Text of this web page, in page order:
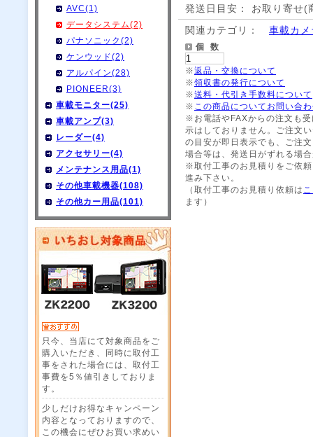
AVC(1)
データシステム(2)
パナソニック(2)
ケンウッド(2)
アルパイン(28)
PIONEER(3)
車載モニター(25)
車載アンプ(3)
レーダー(4)
アクセサリー(4)
メンテナンス用品(1)
その他車載機器(108)
その他カー用品(101)
只今、当店にて対象商品をご
購入いただき、同時に取付工
事をされた場合には、取付工
事費を5％値引きしておりま
す。
少しだけお得なキャンペーン
内容となっておりますので、
この機会にぜひお買い求めい
発送日目安： お取り寄せ(
関連カテゴリ：
車載カメ
個 数
※返品・交換について
※領収書の発行について
※送料・代引き手数料について
※ この商品についてお問い合
※お電話やFAXからの注文も
示はしておりません。ご注文
の目安が即日表示でも、ご注
場合等は、発送日がずれる場
※取付工事のお見積りをご依
進み下さい。
（取付工事のお見積り依頼は
ます）